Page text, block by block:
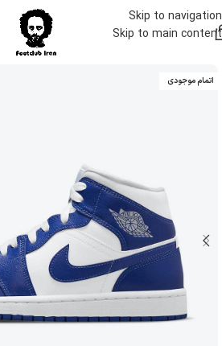
Skip to navigation
Skip to main content
اتمام موجودی